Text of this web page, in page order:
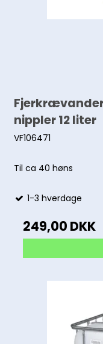
nippler 12 liter
VF106471
Til ca 40 høns
1-3 hverdage
249,00 DKK